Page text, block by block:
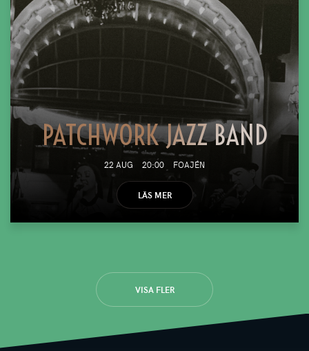
PATCHWORK JAZZ BAND
22 AUG 20:00 FOAJÉN
LÄS MER
VISA FLER